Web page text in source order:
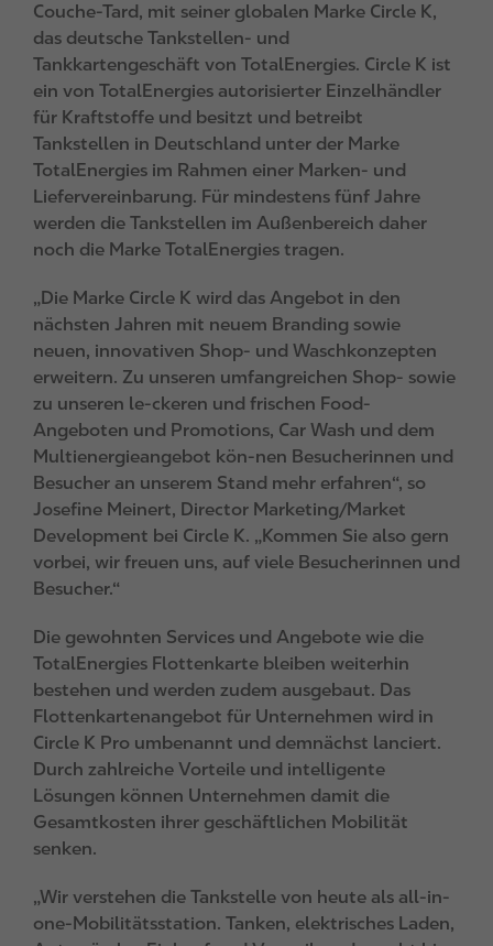
Couche-Tard, mit seiner globalen Marke Circle K,
das deutsche Tankstellen- und
Tankkartengeschäft von TotalEnergies. Circle K ist
ein von TotalEnergies autorisierter Einzelhändler
für Kraftstoffe und besitzt und betreibt
Tankstellen in Deutschland unter der Marke
TotalEnergies im Rahmen einer Marken- und
Liefervereinbarung. Für mindestens fünf Jahre
werden die Tankstellen im Außenbereich daher
noch die Marke TotalEnergies tragen.
„Die Marke Circle K wird das Angebot in den
nächsten Jahren mit neuem Branding sowie
neuen, innovativen Shop- und Waschkonzepten
erweitern. Zu unseren umfangreichen Shop- sowie
zu unseren le-ckeren und frischen Food-
Angeboten und Promotions, Car Wash und dem
Multienergieangebot kön-nen Besucherinnen und
Besucher an unserem Stand mehr erfahren“, so
Josefine Meinert, Director Marketing/Market
Development bei Circle K. „Kommen Sie also gern
vorbei, wir freuen uns, auf viele Besucherinnen und
Besucher.“
Die gewohnten Services und Angebote wie die
TotalEnergies Flottenkarte bleiben weiterhin
bestehen und werden zudem ausgebaut. Das
Flottenkartenangebot für Unternehmen wird in
Circle K Pro umbenannt und demnächst lanciert.
Durch zahlreiche Vorteile und intelligente
Lösungen können Unternehmen damit die
Gesamtkosten ihrer geschäftlichen Mobilität
senken.
„Wir verstehen die Tankstelle von heute als all-in-
one-Mobilitätsstation. Tanken, elektrisches Laden,